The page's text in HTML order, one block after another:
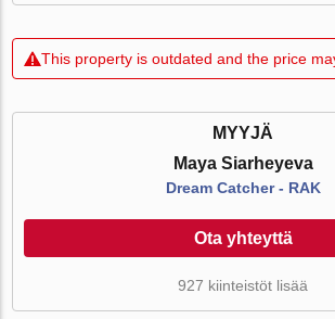
This property is outdated and the price
MYYJÄ
Maya Siarheyeva
Dream Catcher - RAK
Ota yhteyttä
927 kiinteistöt lisää